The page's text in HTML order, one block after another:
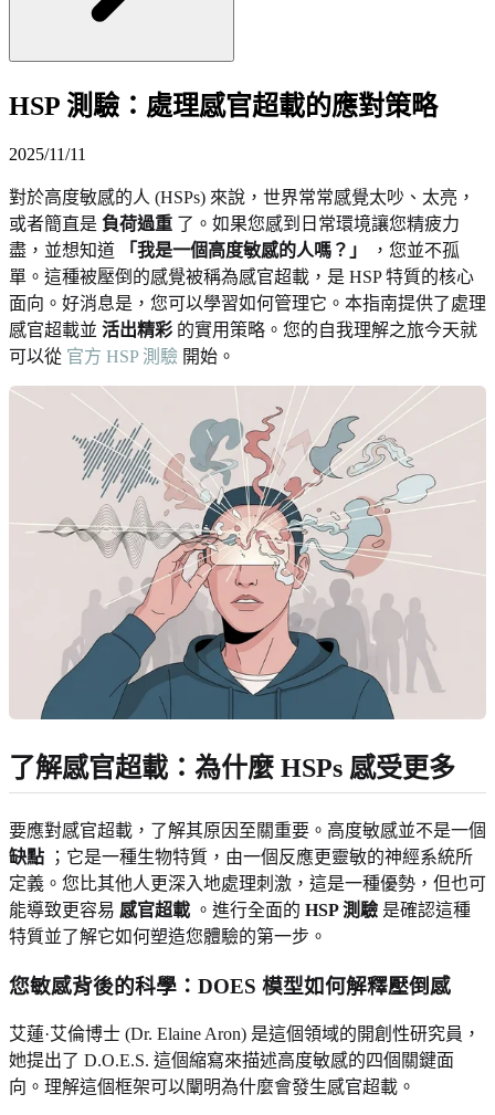
HSP 測驗：處理感官超載的應對策略
2025/11/11
對於高度敏感的人 (HSPs) 來說，世界常常感覺太吵、太亮，
或者簡直是 負荷過重 了。如果您感到日常環境讓您精疲力
盡，並想知道
「我是一個高度敏感的人嗎？」
，您並不孤
單。這種被壓倒的感覺被稱為感官超載，是 HSP 特質的核心
面向。好消息是，您可以學習如何管理它。本指南提供了處理
感官超載並 活出精彩 的實用策略。您的自我理解之旅今天就
可以從 官方 HSP 測驗 開始。
了解感官超載：為什麼 HSPs 感受更多
要應對感官超載，了解其原因至關重要。高度敏感並不是一個
缺點 ；它是一種生物特質，由一個反應更靈敏的神經系統所
定義。您比其他人更深入地處理刺激，這是一種優勢，但也可
能導致更容易 感官超載 。進行全面的 HSP 測驗 是確認這種
特質並了解它如何塑造您體驗的第一步。
您敏感背後的科學：DOES 模型如何解釋壓倒感
艾蓮·艾倫博士 (Dr. Elaine Aron) 是這個領域的開創性研究員，
她提出了 D.O.E.S. 這個縮寫來描述高度敏感的四個關鍵面
向。理解這個框架可以闡明為什麼會發生感官超載。